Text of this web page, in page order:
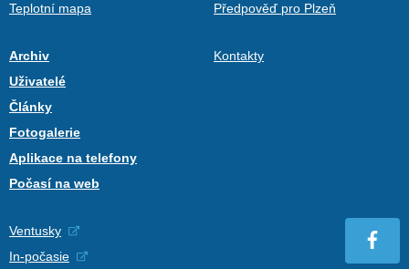
Teplotní mapa
Předpověď pro Plzeň
Archiv
Uživatelé
Články
Fotogalerie
Aplikace na telefony
Počasí na web
Kontakty
Ventusky
In-počasie